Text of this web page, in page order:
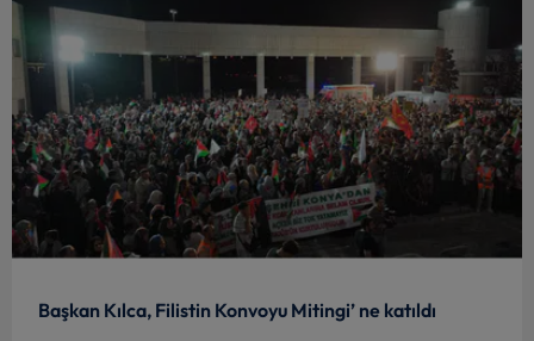
Başkan Kılca, Filistin Konvoyu Mitingi’ ne katıldı